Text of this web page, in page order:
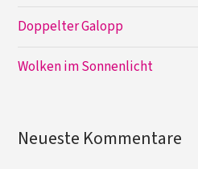
Doppelter Galopp
Wolken im Sonnenlicht
Neueste Kommentare